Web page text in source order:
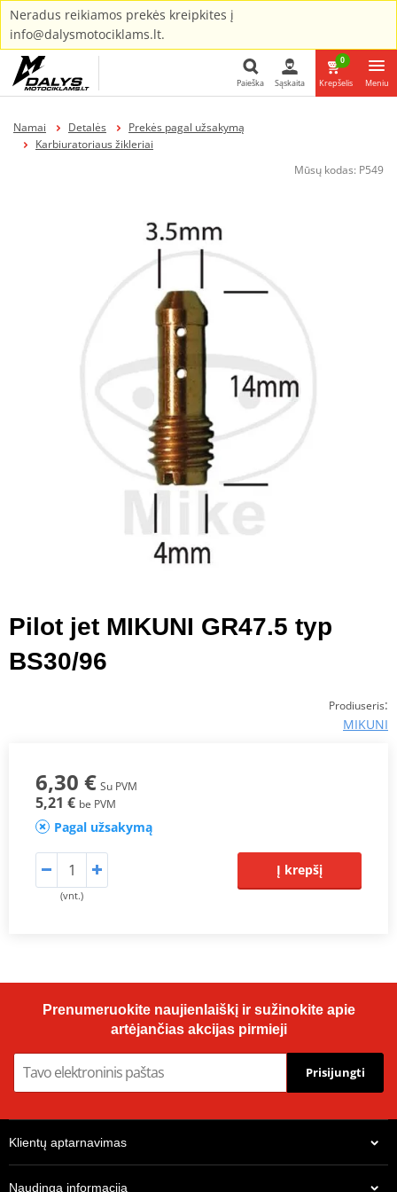
Neradus reikiamos prekės kreipkites į
info@dalysmotociklams.lt.
Paieška Sąskaita
0
Krepšelis Meniu
Namai Detalės
Prekės pagal užsakymą
Karbiuratoriaus žikleriai
Mūsų kodas: P549
Pilot jet MIKUNI GR47.5 typ
BS30/96
Prodiuseris:
MIKUNI
6,30 € Su PVM
5,21 € be PVM
Pagal užsakymą
(vnt.)
Į krepšį
Prenumeruokite naujienlaiškį ir sužinokite apie
artėjančias akcijas pirmieji
Prisijungti
Klientų aptarnavimas
Naudinga informacija